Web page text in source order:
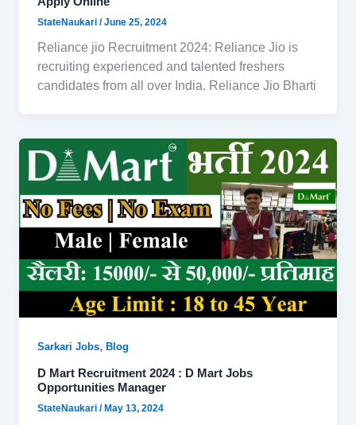
StateNaukari/June 25, 2024
Reliance jio Recruitment 2024: Reliance Jio is
recruiting experienced and talented freshers
candidates from all over India. Reliance Jio Bharti
Sarkari Jobs,Blog
D Mart Recruitment 2024 : D Mart Jobs
Opportunities Manager
StateNaukari/May 13, 2024